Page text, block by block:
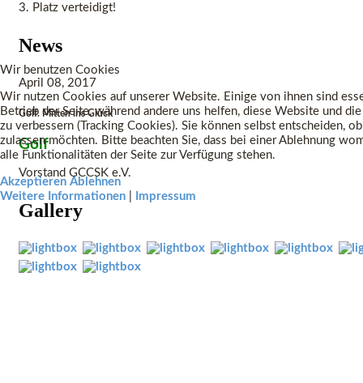
3. Platz verteidigt!
News
April 08, 2017
Golf. Mitten ins Glück
Golf
Vorstand GCCSK e.V.
Gallery
Wir benutzen Cookies
Wir nutzen Cookies auf unserer Website. Einige von ihnen sind
Betrieb der Seite, während andere uns helfen, diese Website und
zu verbessern (Tracking Cookies). Sie können selbst entscheiden,
zulassen möchten. Bitte beachten Sie, dass bei einer Ablehnung
alle Funktionalitäten der Seite zur Verfügung stehen.
Akzeptieren Ablehnen
Weitere Informationen
Impressum